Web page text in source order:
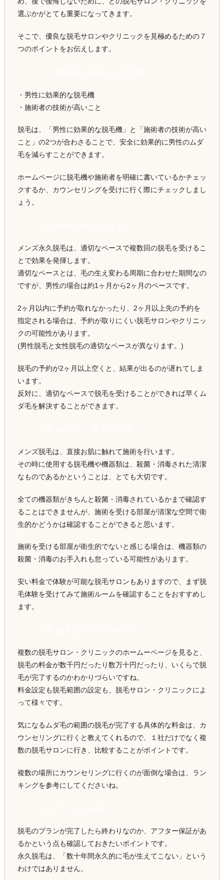
選ぶかがとても重要になってきます。
そこで、優良な脱毛サロンやクリニックを見極めるための７
つのポイントをお伝えします。
・男性に効果的な脱毛機
・施術者の技術が高いこと
脱毛は、「男性に効果的な脱毛機」と「施術者の技術が高い
こと」の2つが合わさることで、安全に効果的に男性のムダ
毛を減らすことができます。
ホームページに脱毛機や施術者を明確に書いているかチェッ
クするか、カウンセリングを受けに行く際にチェックしまし
ょう。
メンズ永久脱毛は、適切なペースで複数回の脱毛を受けるこ
とで効果を発揮します。
適切なペースとは、毛の生え変わる周期に合わせた期間なの
ですが、男性の場合は約1ヶ月から2ヶ月のペースです。
2ヶ月以内に予約が取れなかったり、2ヶ月以上先の予約を
指定される場合は、予約が取りにくい脱毛サロンやクリニッ
クの可能性があります。
(男性脱毛と女性脱毛の適切なペースが異なります。)
脱毛の予約が2ヶ月以上空くと、結果が出るのが遅れてしま
います。
反対に、適切なペースで脱毛を受けることができれば早くム
ダ毛を解決することができます。
メンズ脱毛は、直接お肌に触れて施術を行います。
その時に使用する脱毛機や機器類は、殺菌・消毒された清潔
なものであるかということは、とても大切です。
全ての機器類がきちんと殺菌・消毒されているかまで確認す
ることはできませんが、施術を受ける部屋が清潔な空間で衛
生的かどうかは確認することができると思います。
施術を受ける部屋が衛生的でないと感じる場合は、機器類の
殺菌・消毒のお手入れも怠っている可能性があります。
安い料金で体験が可能な脱毛サロンもありますので、まず脱
毛体験を受けてみて施術ルームを確認することをおすすめし
ます。
複数の脱毛サロン・クリニックのホームーページを見ると、
脱毛の料金が数千円だったり数万十円だったり、いくらで脱
毛が完了するのかわかりづらいですね。
料金設定も脱毛範囲の設定も、脱毛サロン・クリニックによ
って様々です。
気になるムダ毛の範囲の脱毛が完了する具体的な料金は、カ
ウンセリングに行くと教えてくれるので、１社だけでなく複
数の脱毛サロンに行き、比較することがポイントです。
複数の場所にカウンセリングに行くのが面倒な場合は、ラン
キングを参考にしてくださいね。
脱毛のプランが完了したら終わりなのか、アフター保証があ
るかという点も確認しておきたいポイントです。
永久脱毛は、「数十年間永久的に毛が生えてこない」という
わけではありません。